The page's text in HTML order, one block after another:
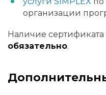
организации
Наличие
обязательно.